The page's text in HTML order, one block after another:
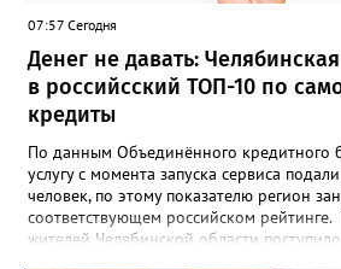
опубликовать в социальных сетях,
получат все, кто улыбнулся.
07:57 Сегодня
Денег не давать:
в российсский ТОП-10 по
кредиты
По данным Объединённого кредитного
услугу с момента запуска сервиса
человек, по этому показателю регион
соответствующем российском
жителей Челябинской области